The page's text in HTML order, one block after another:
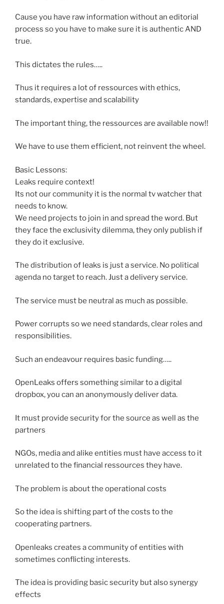
Cause you have raw information without an editorial
process so you have to make sure it is authentic AND
true.
This dictates the rules…..
Thus it requires a lot of ressources with ethics,
standards, expertise and scalability
The important thing, the ressources are available now!!
We have to use them efficient, not reinvent the wheel.
Basic Lessons:
Leaks require context!
Its not our community it is the normal tv watcher that
needs to know.
We need projects to join in and spread the word. But
they face the exclusivity dilemma, they only publish if
they do it exclusive.
The distribution of leaks is just a service. No political
agenda no target to reach. Just a delivery service.
The service must be neutral as much as possible.
Power corrupts so we need standards, clear roles and
responsibilities.
Such an endeavour requires basic funding…..
OpenLeaks offers something similar to a digital
dropbox, you can an anonymously deliver data.
It must provide security for the source as well as the
partners
NGOs, media and alike entities must have access to it
unrelated to the financial ressources they have.
The problem is about the operational costs
So the idea is shifting part of the costs to the
cooperating partners.
Openleaks creates a community of entities with
sometimes conflicting interests.
The idea is providing basic security but also synergy
effects